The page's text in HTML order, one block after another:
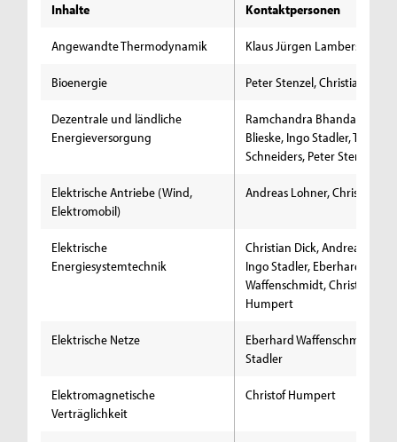
Inhalte Kontaktpersonen
Angewandte Thermodynamik Klaus Jürgen Lambers
Bioenergie Peter Stenzel, Christiane
Dezentrale und ländliche
Energieversorgung
Ramchandra Bhandari, Ulf
Blieske, Ingo Stadler,
Schneiders, Peter Stenzel
Elektrische Antriebe (Wind,
Elektromobil)
Andreas Lohner, Christian
Elektrische
Energiesystemtechnik
Christian Dick, Andreas
Ingo Stadler, Eberhard
Waffenschmidt, Christof
Humpert
Elektrische Netze
Eberhard Waffenschmidt,
Stadler
Elektromagnetische
Verträglichkeit
Christof Humpert